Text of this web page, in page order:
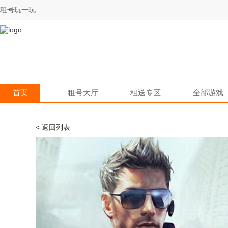
租号玩一玩
首页 租号大厅 租送专区 全部游戏
< 返回列表